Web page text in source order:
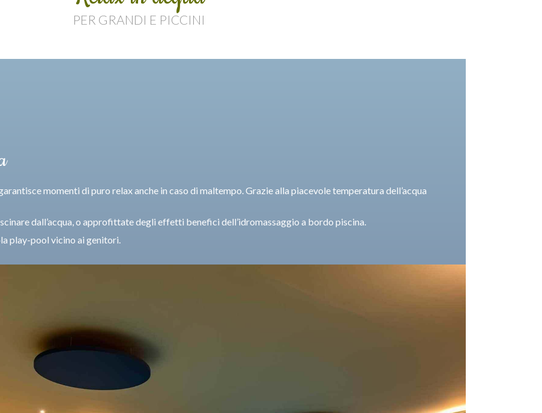
PER GRANDI E PICCINI
momenti di puro relax anche in caso di maltempo. Grazie alla piacevole temperatura dell’acqua
dall’acqua, o approfittate degli effetti benefici dell’idromassaggio a bordo piscina.
play-pool vicino ai genitori.